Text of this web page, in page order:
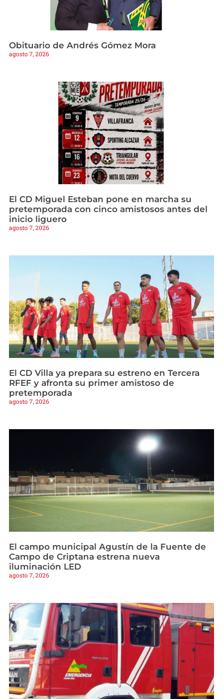
Obituario de Andrés Gómez Mora
agosto 7, 2026
El CD Miguel Esteban pone en marcha su
pretemporada con cinco amistosos antes del
inicio liguero
agosto 7, 2026
El CD Villa ya prepara su estreno en Tercera
RFEF y afronta su primer amistoso de
pretemporada
agosto 7, 2026
El campo municipal Agustín de la Fuente de
Campo de Criptana estrena nueva
iluminación LED
agosto 7, 2026